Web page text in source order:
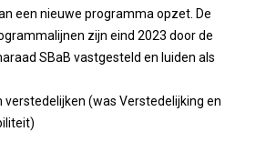
een nieuwe programma opzet. De
zijn eind 2023 door de
SBaB vastgesteld en luiden als
verstedelijken (was Verstedelijking en